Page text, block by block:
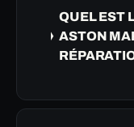
QUEL EST
ASTON